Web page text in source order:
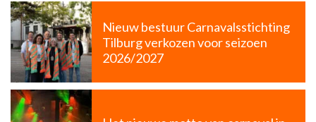
Nieuw bestuur Carnavalsstichting
Tilburg verkozen voor seizoen
2026/2027